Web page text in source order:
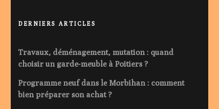
DERNIERS ARTICLES
Travaux, déménagement, mutation : quand
choisir un garde-meuble à Poitiers ?
Programme neuf dans le Morbihan : comment
bien préparer son achat ?